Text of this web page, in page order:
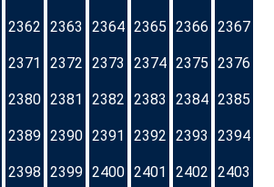
2362 2363 2364 2365 2366 2367
2371 2372 2373 2374 2375 2376
2380 2381 2382 2383 2384 2385
2389 2390 2391 2392 2393 2394
2398 2399 2400 2401 2402 2403